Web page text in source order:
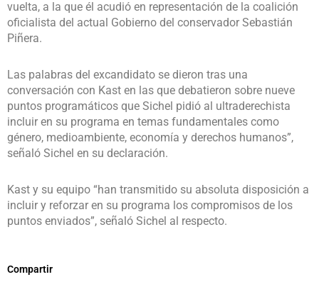
vuelta, a la que él acudió en representación de la coalición
oficialista del actual Gobierno del conservador Sebastián
Piñera.
Las palabras del excandidato se dieron tras una
conversación con Kast en las que debatieron sobre nueve
puntos programáticos que Sichel pidió al ultraderechista
incluir en su programa en temas fundamentales como
género, medioambiente, economía y derechos humanos”,
señaló Sichel en su declaración.
Kast y su equipo “han transmitido su absoluta disposición a
incluir y reforzar en su programa los compromisos de los
puntos enviados”, señaló Sichel al respecto.
Compartir